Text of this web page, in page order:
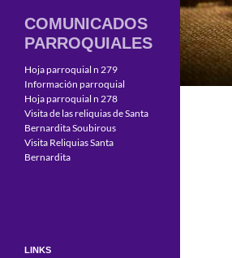
COMUNICADOS
PARROQUIALES
Hoja parroquial n 279
Información parroquial
Hoja parroquial n 278
Visita de las reliquias de Santa
Bernardita Soubirous
Visita Reliquias Santa
Bernardita
LINKS